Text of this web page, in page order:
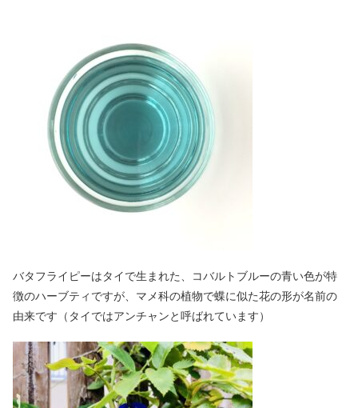
バタフライピーはタイで生まれた、コバルトブルーの青い色が特
徴のハーブティですが、マメ科の植物で蝶に似た花の形が名前の
由来です（タイではアンチャンと呼ばれています）